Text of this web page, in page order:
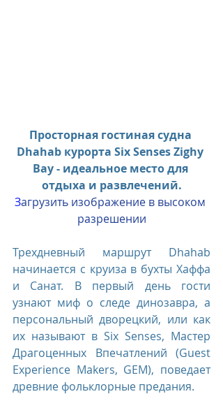
Просторная гостиная судна
Dhahab курорта Six Senses Zighy
Bay - идеальное место для
отдыха и развлечений.
Загрузить изображение в высоком
разрешении
Трехдневный маршрут Dhahab
начинается с круиза в бухты Хаффа
и Санат. В первый день гости
узнают миф о следе динозавра, а
персональный дворецкий, или как
их называют в Six Senses, Мастер
Драгоценных Впечатлений (Guest
Experience Makers, GEM), поведает
древние фольклорные предания.